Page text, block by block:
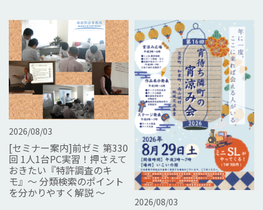
2026/08/03
[セミナー案内]前ゼミ 第330
回 1人1台PC実習！押さえて
おきたい『特許調査のキ
モ』～ 分類検索のポイント
を分かりやすく解説 ～
2026/08/03